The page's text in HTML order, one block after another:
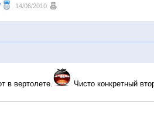
14/06/2010
в вертолете. Чисто конкретный